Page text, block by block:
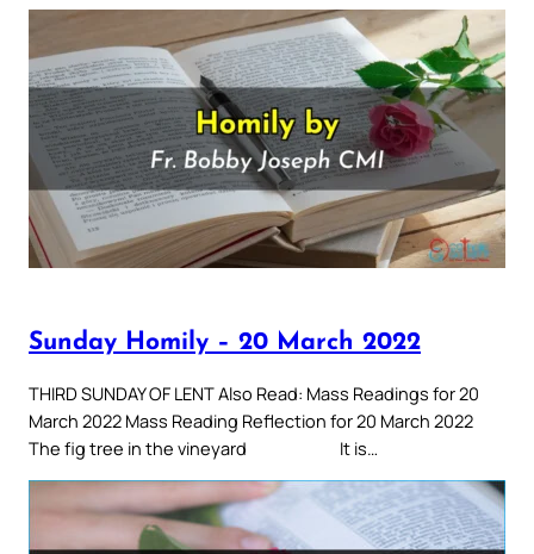
Sunday Homily – 20 March 2022
THIRD SUNDAY OF LENT Also Read: Mass Readings for 20
March 2022 Mass Reading Reflection for 20 March 2022
The fig tree in the vineyard It is…